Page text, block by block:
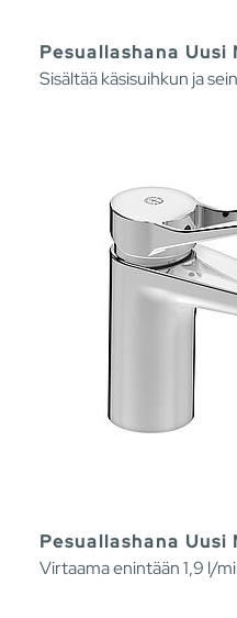
Pesuallashana Uusi
Sisältää käsisuihkun ja
Pesuallashana
Virtaama enintään 1,9 l/